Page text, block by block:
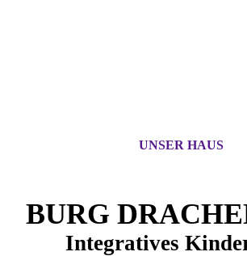
UNSER HAUS
BURG
Integratives